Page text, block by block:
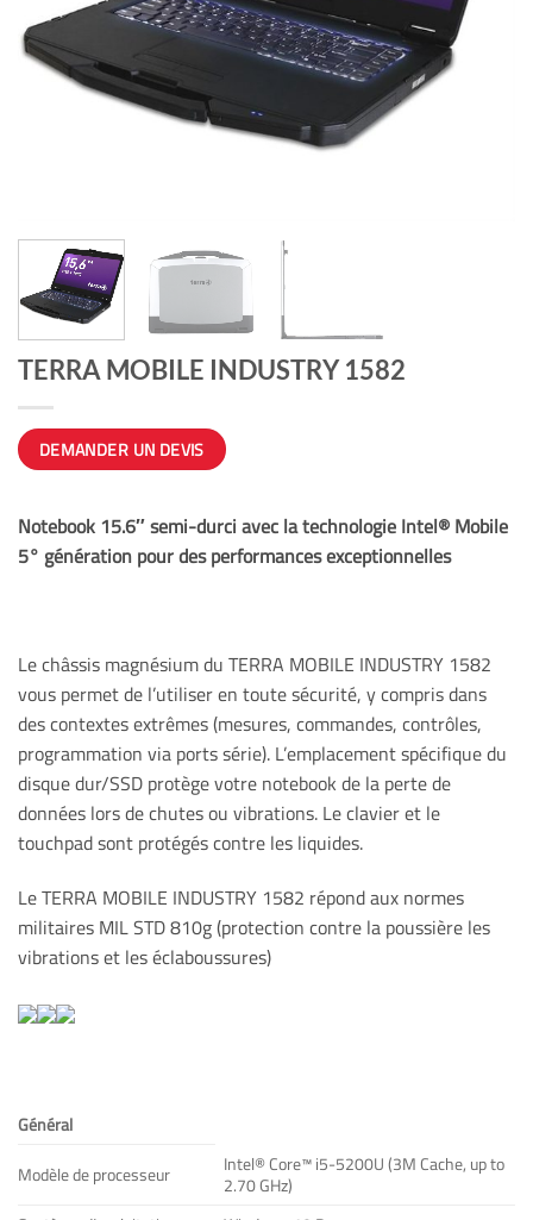
TERRA MOBILE INDUSTRY 1582
DEMANDER UN DEVIS
Notebook 15.6″ semi-durci avec la technologie Intel® Mobile
5° génération pour des performancesexceptionnelles
Le châssis magnésium du TERRA MOBILE INDUSTRY 1582
vous permet de l’utiliser en toute sécurité, y compris dans
des contextes extrêmes (mesures, commandes, contrôles,
programmation via ports série). L’emplacement spécifique du
disque dur/SSD protège votre notebook de la perte de
données lors de chutes ou vibrations. Le clavier et le
touchpad sont protégés contre les liquides.
Le TERRA MOBILE INDUSTRY 1582 répond aux normes
militaires MIL STD 810g (protection contre la poussière les
vibrations et les éclaboussures)
Général
Modèle de processeur
Intel® Core™ i5-5200U (3M Cache, up to
2.70 GHz)